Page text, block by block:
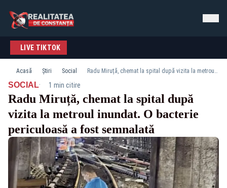
LIVE TIKTOK
Acasă Știri Social Radu Miruță, chemat la spital după vizita la metroul inundat. O bacterie periculoasă a fost semnalată
SOCIAL· 1 min citire
Radu Miruță, chemat la spital după
vizita la metroul inundat. O bacterie
periculoasă a fost semnalată